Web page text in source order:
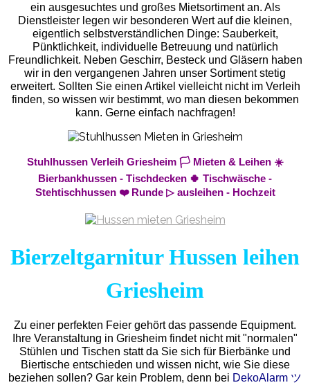
ein ausgesuchtes und großes Mietsortiment an. Als
Dienstleister legen wir besonderen Wert auf die kleinen,
eigentlich selbstverständlichen Dinge: Sauberkeit,
Pünktlichkeit, individuelle Betreuung und natürlich
Freundlichkeit. Neben Geschirr, Besteck und Gläsern haben
wir in den vergangenen Jahren unser Sortiment stetig
erweitert. Sollten Sie einen Artikel vielleicht nicht im Verleih
finden, so wissen wir bestimmt, wo man diesen bekommen
kann. Gerne einfach nachfragen!
Stuhlhussen Verleih Griesheim 🏳️ Mieten & Leihen ☀️
Bierbankhussen - Tischdecken 🍀 Tischwäsche -
Stehtischhussen ❤️ Runde ▷ ausleihen - Hochzeit
Bierzeltgarnitur Hussen leihen
Griesheim
Zu einer perfekten Feier gehört das passende Equipment.
Ihre Veranstaltung in Griesheim findet nicht mit "normalen"
Stühlen und Tischen statt da Sie sich für Bierbänke und
Biertische entschieden und wissen nicht, wie Sie diese
beziehen sollen? Gar kein Problem, denn bei DekoAlarm ツ